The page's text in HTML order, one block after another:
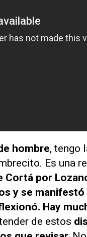
hombre, tengo
Es una
Cortá por
y se
Hay
de estos